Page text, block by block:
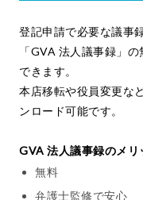
登記申請で必要な議事
「GVA 法人議事録」
できます。
本店移転や役員変更な
ンロード可能です。
GVA 法人議事録のメリ
無料
弁護士監修で安心